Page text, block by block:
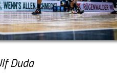
Duda